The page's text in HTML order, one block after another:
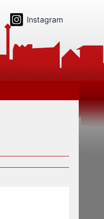
Instagram